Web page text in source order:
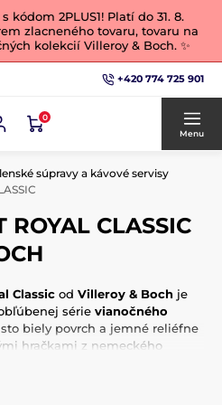
kódom 2PLUS1! Platí do 31. 8.
zlacneného tovaru, tovaru na
kolekcií Villeroy & Boch. ✨
+420 774 725 901
0
Menu
súpravy a kávové servisy
ROYAL CLASSIC
Classic od Villeroy & Boch je
série vianočného
biely povrch a jemné reliéfne
hračkami z nemeckého
& Boch